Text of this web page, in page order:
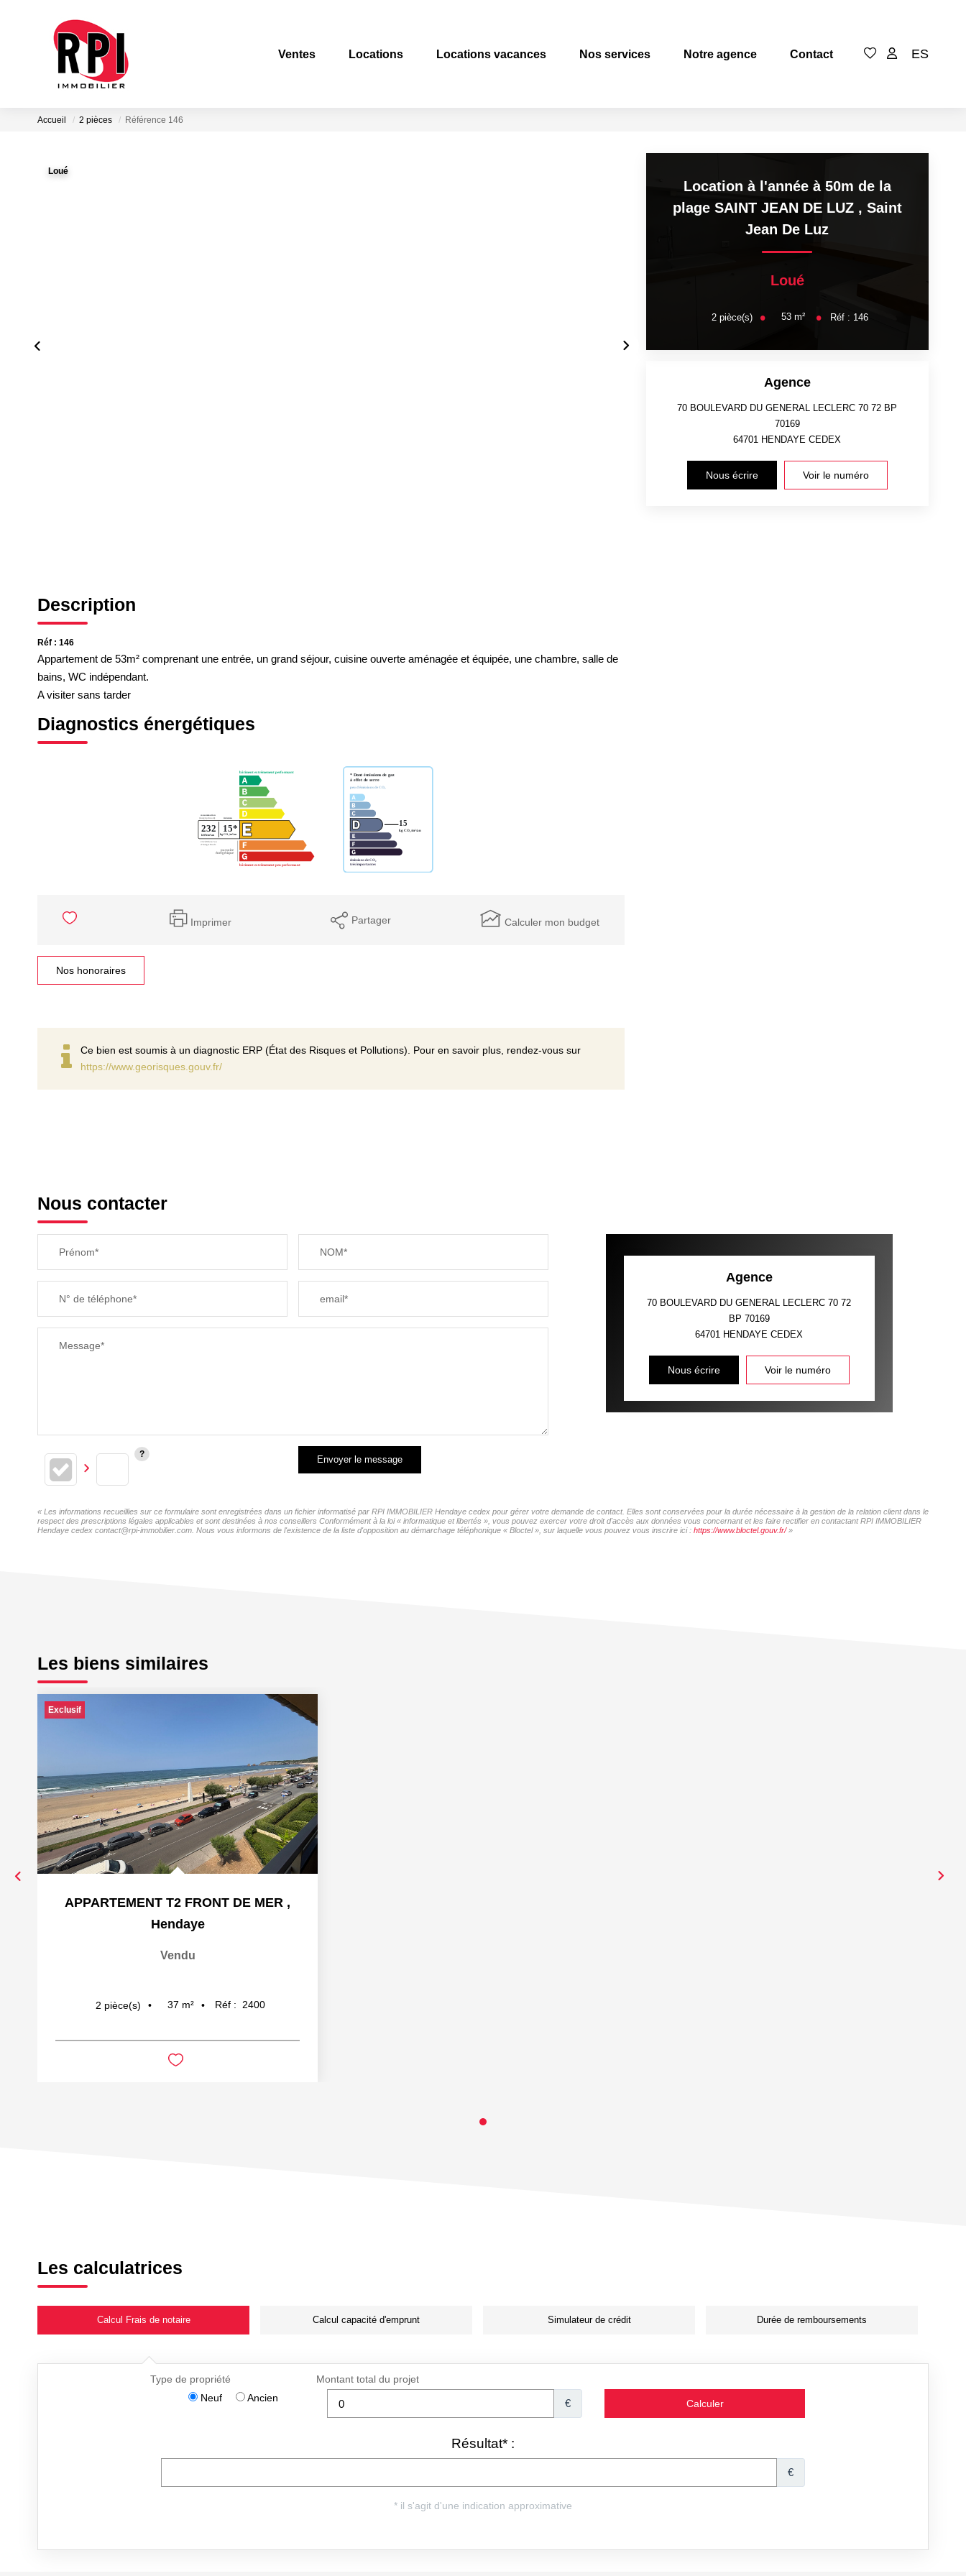
Ventes Locations Locations vacances Nos services Notre agence Contact ES
Accueil 2 pièces Référence 146
Loué
Description
Réf : 146
Appartement de 53m² comprenant une entrée, un grand séjour, cuisine ouverte aménagée et équipée, une chambre, salle de
bains, WC indépendant.
A visiter sans tarder
Diagnostics énergétiques
Imprimer Partager Calculer mon budget
Nos honoraires
Ce bien est soumis à un diagnostic ERP (État des Risques et Pollutions). Pour en savoir plus, rendez-vous sur
https://www.georisques.gouv.fr/
Location à l'année à 50m de la
plage SAINT JEAN DE LUZ , Saint
Jean De Luz
Loué
2pièce(s) 53m² Réf : 146
Agence
70 BOULEVARD DU GENERAL LECLERC 70 72 BP
70169
64701 HENDAYE CEDEX
Nous écrire Voir le numéro
Nous contacter
Prénom* NOM*
N° de téléphone* email*
Message*
Envoyer le message
Agence
70 BOULEVARD DU GENERAL LECLERC 70 72
BP 70169
64701 HENDAYE CEDEX
Nous écrire Voir le numéro
« Les informations recueillies sur ce formulaire sont enregistrées dans un fichier informatisé par RPI IMMOBILIER Hendaye cedex pour gérer votre demande de contact. Elles sont conservées pour la durée nécessaire à la gestion de la relation client dans le
respect des prescriptions légales applicables et sont destinées à nos conseillers Conformément à la loi « informatique et libertés », vous pouvez exercer votre droit d'accès aux données vous concernant et les faire rectifier en contactant RPI IMMOBILIER
Hendaye cedex contact@rpi-immobilier.com. Nous vous informons de l'existence de la liste d'opposition au démarchage téléphonique « Bloctel », sur laquelle vous pouvez vous inscrire ici : https://www.bloctel.gouv.fr/»
Les biens similaires
Exclusif
APPARTEMENT T2 FRONT DE MER ,
Hendaye
Vendu
2 pièce(s) 37 m² Réf : 2400
Les calculatrices
Calcul Frais de notaire Calcul capacité d'emprunt Simulateur de crédit Durée de remboursements